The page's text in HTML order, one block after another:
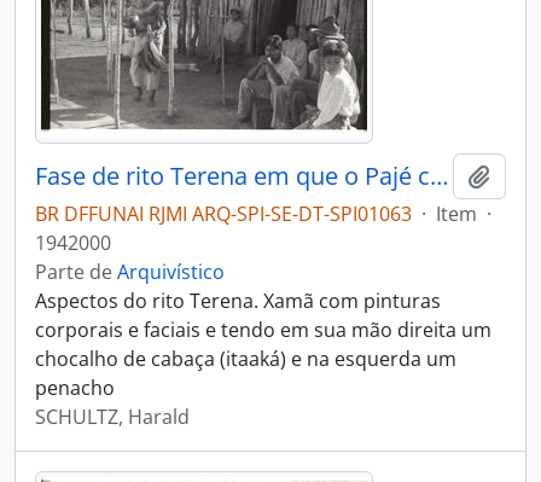
Fase de rito Terena em que o Pajé canta e invoca os espíritos
BR DFFUNAI RJMI ARQ-SPI-SE-DT-SPI01063 · Item ·
1942000
Parte deArquivístico
Aspectos do rito Terena. Xamã com pinturas
corporais e faciais e tendo em sua mão direita um
chocalho de cabaça (itaaká) e na esquerda um
penacho
SCHULTZ, Harald